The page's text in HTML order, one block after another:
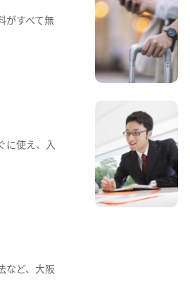
がすべて無
に使え、入
など、大阪